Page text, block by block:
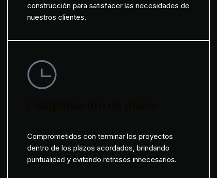
construcción para satisfacer las necesidades de
nuestros clientes.
Comprometidos con terminar los proyectos
dentro de los plazos acordados, brindando
puntualidad y evitando retrasos innecesarios.